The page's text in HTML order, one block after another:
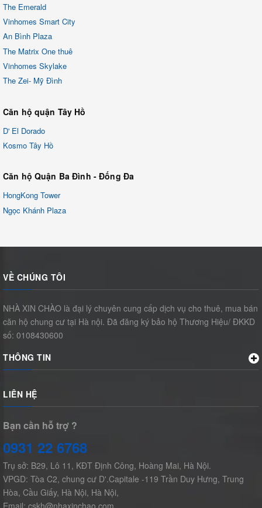
The Emerald
Vinhomes Smart City
An Bình Plaza
The Matrix One thuê
Vinhomes Skylake
The Zei- Mỹ Đình
Căn hộ quận Tây Hồ
D' El Dorado
Kosmo Tây Hồ
Căn hộ Quận Ba Đình - Đống Đa
HongKong Tower
Ngọc Khánh Plaza
VỀ CHÚNG TÔI
NHÀ XIN CHÀO là đại lý chuyên cung cấp dịch vụ cho thuê, mua bán
căn hộ chung cư tại Hà nội. Đã đăng ký bảo hộ Thương Hiệu/ ĐKKD
số: 0108430600
THÔNG TIN
LIÊN HỆ
Bạn cần hỗ trợ ?
0931 22 6768
Trụ sở: B29, Lô 11, KĐT Định Công, Hoàng Mai, Hà Nội.
VPGD: Tòa C2, chung cư D'.Capitale -119 Trần Duy Hưng, Trung
Hòa, Cầu Giấy, Hà Nội, Hà Nội,
Email: cskh@nhaxinchao.com